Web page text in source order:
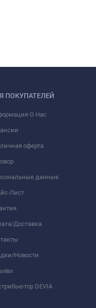
ПОКУПАТЕЛЕЙ
О Нас
оферта
данные
Лист
Доставка
Новости
DEVIA